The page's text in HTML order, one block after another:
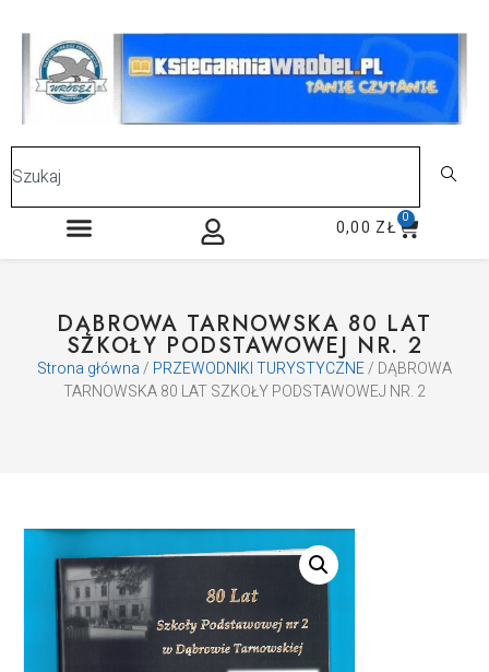
0,00 ZŁ 0
DĄBROWA TARNOWSKA 80 LAT
SZKOŁY PODSTAWOWEJ NR. 2
Strona główna/ PRZEWODNIKI TURYSTYCZNE/ DĄBROWA
TARNOWSKA 80 LAT SZKOŁY PODSTAWOWEJ NR. 2